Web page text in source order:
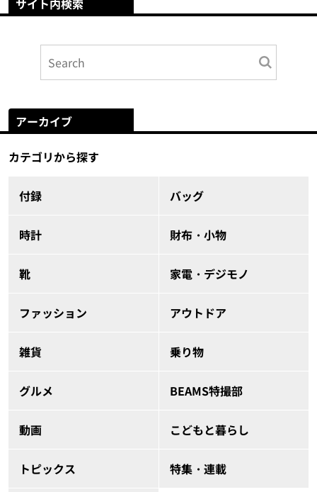
アーカイブ
カテゴリから探す
付録 バッグ
時計 財布・小物
靴 家電・デジモノ
ファッション アウトドア
雑貨 乗り物
グルメ BEAMS特撮部
動画 こどもと暮らし
トピックス 特集・連載